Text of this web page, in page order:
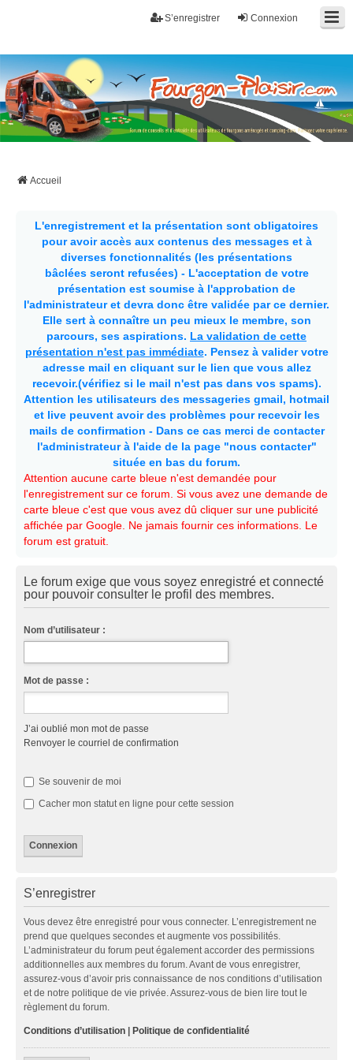
Connexion
S’enregistrer
Fourgon-plaisir.com
Forum de conseils et d'entraide des utilisateurs de fourgons, fourgons
aménagés, vans et de camping-car. Partagez votre expérience.
Accueil
L'enregistrement et la présentation sont obligatoires
pour avoir accès aux contenus des messages et à
diverses fonctionnalités (les présentations
bâclées seront refusées) - L'acceptation de votre
présentation est soumise à l'approbation de
l'administrateur et devra donc être validée par ce dernier.
Elle sert à connaître un peu mieux le membre, son
parcours, ses aspirations. La validation de cette
présentation n'est pas immédiate. Pensez à valider votre
adresse mail en cliquant sur le lien que vous allez
recevoir.(vérifiez si le mail n'est pas dans vos spams).
Attention les utilisateurs des messageries gmail, hotmail
et live peuvent avoir des problèmes pour recevoir les
mails de confirmation - Dans ce cas merci de contacter
l'administrateur à l'aide de la page "nous contacter"
située en bas du forum.
Attention aucune carte bleue n'est demandée pour
l'enregistrement sur ce forum. Si vous avez une demande de
carte bleue c'est que vous avez dû cliquer sur une publicité
affichée par Google. Ne jamais fournir ces informations. Le
forum est gratuit.
Le forum exige que vous soyez enregistré et connecté
pour pouvoir consulter le profil des membres.
Nom d’utilisateur :
Mot de passe :
J’ai oublié mon mot de passe
Renvoyer le courriel de confirmation
Se souvenir de moi
Cacher mon statut en ligne pour cette session
S’enregistrer
Vous devez être enregistré pour vous connecter. L’enregistrement ne
prend que quelques secondes et augmente vos possibilités.
L’administrateur du forum peut également accorder des permissions
additionnelles aux membres du forum. Avant de vous enregistrer,
assurez-vous d’avoir pris connaissance de nos conditions d’utilisation
et de notre politique de vie privée. Assurez-vous de bien lire tout le
règlement du forum.
Conditions d’utilisation Politique de confidentialité